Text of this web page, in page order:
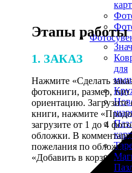
для
Этапы работы
1. ЗАКАЗ
Нажмите «Сделать
фотокниги, размер,
ориентацию. Загрузите
книги, нажмите
загрузите от 1 до 4
обложки. В комментарии
пожелания по обложке,
«Добавить в корзину».